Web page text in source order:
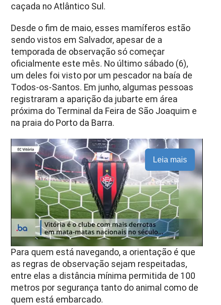
caçada no Atlântico Sul.
Desde o fim de maio, esses mamíferos estão
sendo vistos em Salvador, apesar de a
temporada de observação só começar
oficialmente este mês. No último sábado (6),
um deles foi visto por um pescador na baía de
Todos-os-Santos. Em junho, algumas pessoas
registraram a aparição da jubarte em área
próxima do Terminal da Feira de São Joaquim e
na praia do Porto da Barra.
Leia mais
Para quem está navegando, a orientação é que
as regras de observação sejam respeitadas,
entre elas a distância mínima permitida de 100
metros por segurança tanto do animal como de
quem está embarcado.